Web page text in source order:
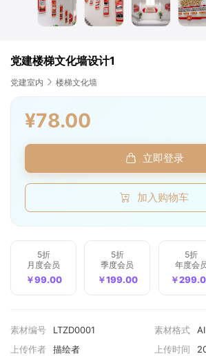
描绘者设计
账号登录 手机登
记住登录
党建楼梯文化墙设计1
党建室内 楼梯文化墙
¥78.00
立即登录
加入购物车
5折
月度会员
￥99.00
5折
季度会员
￥199.00
5折
年度会
￥
素材编号 LTZD0001 素材格式 AI
上传作者
描绘者 上传时间
全选
我的订单
商品原价
直接结算